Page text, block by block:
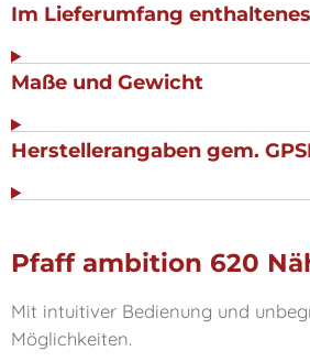
Im Lieferumfang
Maße und Gewicht
Herstellerangaben gem.
Pfaff ambition 620
Mit intuitiver Bedienung und
Möglichkeiten.